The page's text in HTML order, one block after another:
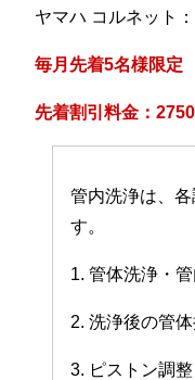
ヤマハ コルネット
毎月先着5名様限定
先着割引料金：
管内洗浄は、
す。
1. 管体洗浄・
2. 洗浄後の管
3. ピストン調整